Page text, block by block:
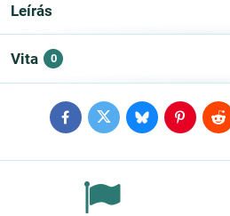
Leírás
Vita 0
FacebookTwitterBlueskyPinterest